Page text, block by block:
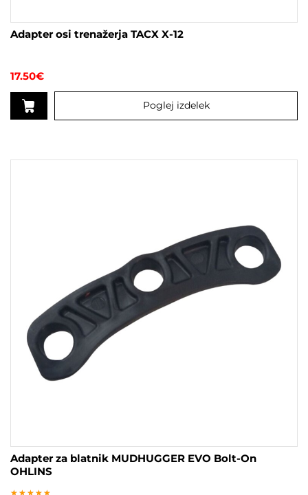
Adapter osi trenažerja TACX X-12
17.50€
Poglej izdelek
Adapter za blatnik MUDHUGGER EVO Bolt-On
OHLINS